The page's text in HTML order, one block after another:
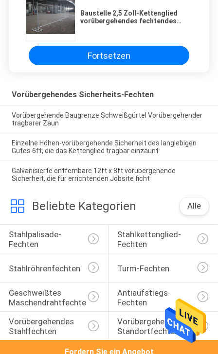
Baustelle 2,5 Zoll-Kettenglied
vorübergehendes fechtendes
Fortsetzen
Vorübergehendes Sicherheits-Fechten
Vorübergehende Baugrenze Schweißgürtel Vorübergehender
tragbarer Zaun
Einzelne Höhen-vorübergehende Sicherheit des langlebigen
Gutes 6ft, die das Kettenglied tragbar einzäunt
Galvanisierte entfernbare 12ft x 8ft vorübergehende
Sicherheit, die für errichtenden Jobsite ficht
Beliebte Kategorien Alle
Stahlpalisade-
Fechten
Stahlkettenglied-
Fechten
Stahlröhrenfechten Turm-Fechten
Geschweißtes
Maschendrahtfechten
Antiaufstiegs-
Fechten
Vorübergehendes
Stahlfechten
Vorübergehendes
Standortfechten
Fordern Sie ein Angebot